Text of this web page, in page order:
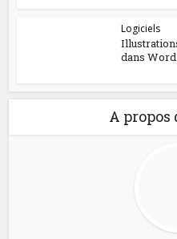
Logiciels
dans Word
A